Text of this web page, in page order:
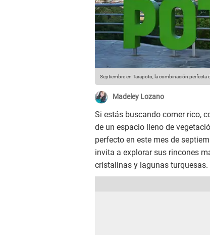
Septiembre en Tarapoto, la combinación perfecta
Madeley Lozano
Si estás buscando comer rico,
de un espacio lleno de
perfecto en este mes de
invita a explorar sus rincones
cristalinas y lagunas turquesas.